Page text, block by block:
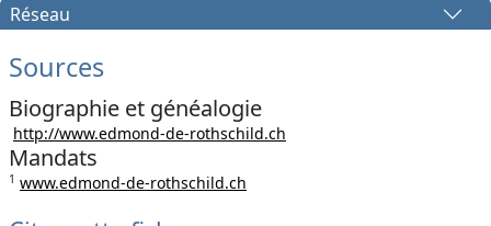
Réseau
Sources
Biographie et généalogie
http://www.edmond-de-rothschild.ch
Mandats
1 www.edmond-de-rothschild.ch